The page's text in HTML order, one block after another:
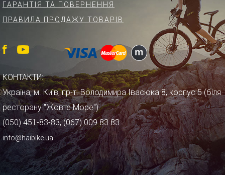
ГАРАНТІЯ ТА ПОВЕРНЕННЯ
ПРАВИЛА ПРОДАЖУ ТОВАРІВ
КОНТАКТИ:
Україна, м. Київ, пр-т. Володимира Івасюка 8, корпус 5 (біля
ресторану "Жовте Море")
(050) 451-83-83, (067) 009 83 83
info@haibike.ua